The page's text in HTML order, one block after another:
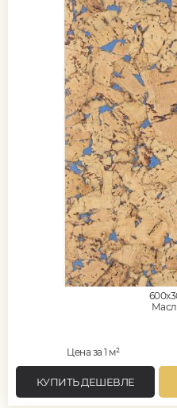
Цена за 1 м²
КУПИТЬ ДЕШЕВЛЕ